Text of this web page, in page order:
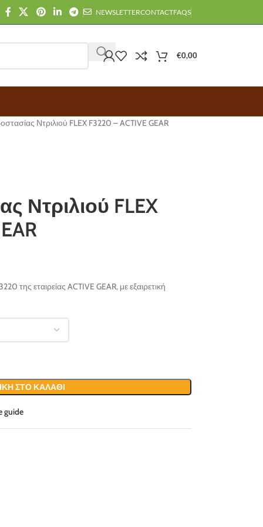
NEWSLETTERCONTACTFAQS
€0,00
Ντριλιού FLEX F3220 – ACTIVE GEAR
Ντριλιού FLEX
της εταιρείας ACTIVE GEAR, με εξαιρετική
ΣΤΟ ΚΑΛΆΘΙ
guide